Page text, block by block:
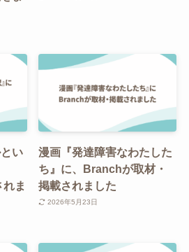
い
ま
漫画『発達障害なわたした
ち』に、Branchが取材・
掲載されました
2026年5月23日